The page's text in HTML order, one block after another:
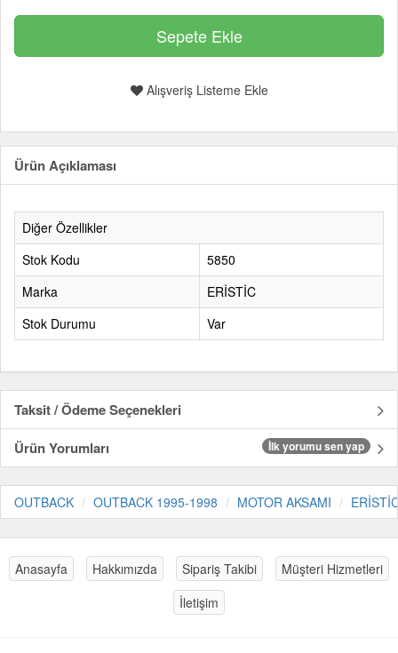
Alışveriş Listeme Ekle
Ürün Açıklaması
Diğer Özellikler
Stok Kodu
5850
Marka
ERİSTİC
Stok Durumu
Var
Taksit / Ödeme Seçenekleri
Ürün Yorumları
İlk yorumu sen yap
OUTBACK OUTBACK 1995-1998 MOTOR AKSAMI
Anasayfa Hakkımızda Sipariş Takibi
Müşteri Hizmetleri
İletişim